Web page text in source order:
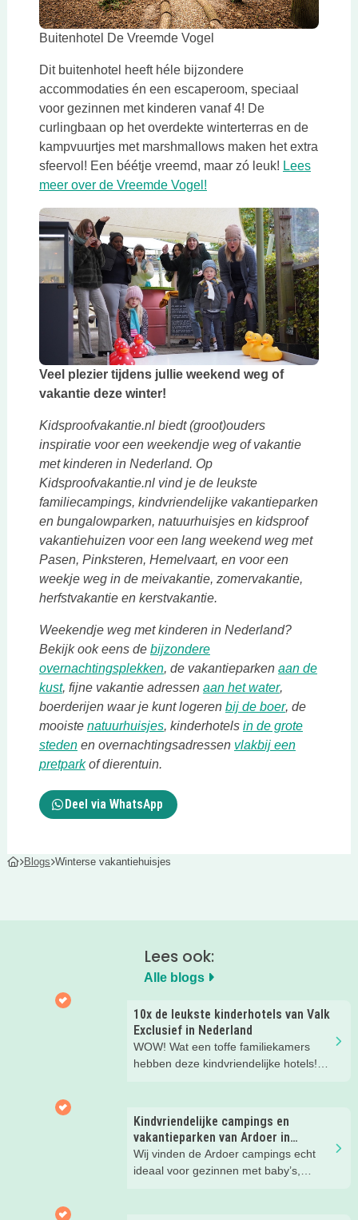
Deze link opent in een nieuwe tab
Buitenhotel De Vreemde Vogel
Dit buitenhotel heeft héle bijzondere
accommodaties én een escaperoom, speciaal
voor gezinnen met kinderen vanaf 4! De
curlingbaan op het overdekte winterterras en de
kampvuurtjes met marshmallows maken het extra
sfeervol! Een béétje vreemd, maar zó leuk! Lees
meer over de Vreemde Vogel!Deze link opent in een
Deze link opent in een nieuwe tab
Veel plezier tijdens jullie weekend weg of
vakantie deze winter!
Kidsproofvakantie.nl biedt (groot)ouders
inspiratie voor een weekendje weg of vakantie
met kinderen in Nederland. Op
Kidsproofvakantie.nl vind je de leukste
familiecampings, kindvriendelijke vakantieparken
en bungalowparken, natuurhuisjes en kidsproof
vakantiehuizen voor een lang weekend weg met
Pasen, Pinksteren, Hemelvaart, en voor een
weekje weg in de meivakantie, zomervakantie,
herfstvakantie en kerstvakantie.
Weekendje weg met kinderen in Nederland?
Bekijk ook eens de bijzondere
overnachtingsplekkenDeze link opent in een nieuwe tab
, de vakantieparken aan de
kustDeze link opent in een nieuwe tab
, fijne vakantie adressen aan het waterDeze link
,
boerderijen waar je kunt logeren bij de boerDeze link
, de
mooiste natuurhuisjesDeze link opent in een nieuwe tab
, kinderhotels in de grote
stedenDeze link opent in een nieuwe tab
en overnachtingsadressen vlakbij een
pretparkDeze link opent in een nieuwe tab
of dierentuin.
Deel via WhatsApp
Blogs Winterse vakantiehuisjes
Lees ook:
Alle blogs
10x de leukste kinderhotels van Valk
Exclusief in Nederland
WOW! Wat een toffe familiekamers
hebben deze kindvriendelijke hotels!
kinderhotels van Valk Exclusief en
boek een heerlijk nachtje weg met je
kind(eren).
Kindvriendelijke campings en
vakantieparken van Ardoer in
Nederland
Wij vinden de Ardoer campings echt
ideaal voor gezinnen met baby’s,